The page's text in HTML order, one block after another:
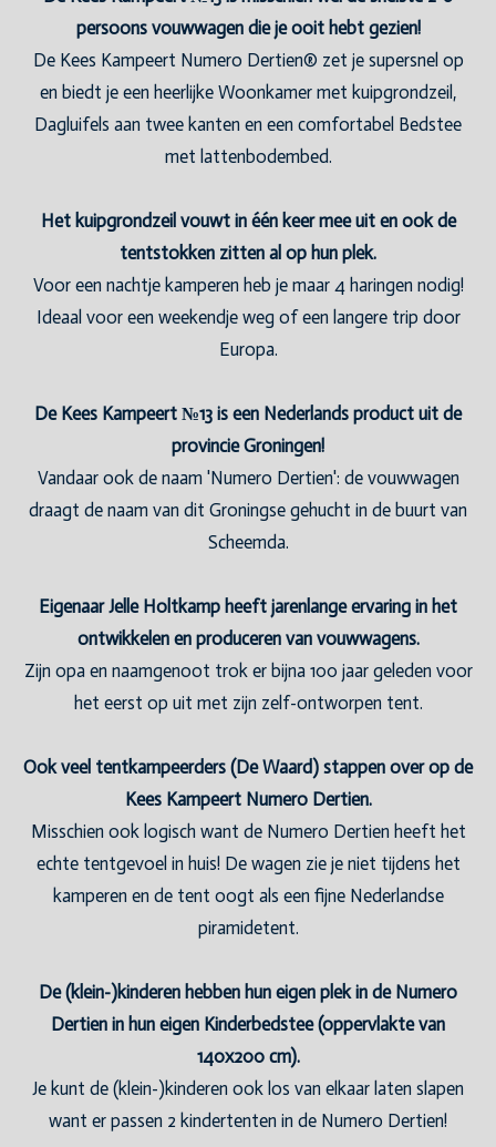
persoons vouwwagen die je ooit hebt gezien!
De Kees Kampeert Numero Dertien® zet je supersnel op
en biedt je een heerlijke Woonkamer met kuipgrondzeil,
Dagluifels aan twee kanten en een comfortabel Bedstee
met lattenbodembed.
Het kuipgrondzeil vouwt in één keer mee uit en ook de
tentstokken zitten al op hun plek.
Voor een nachtje kamperen heb je maar 4 haringen nodig!
Ideaal voor een weekendje weg of een langere trip door
Europa.
De Kees Kampeert №13 is een Nederlands product uit de
provincie Groningen!
Vandaar ook de naam 'Numero Dertien': de vouwwagen
draagt de naam van dit Groningse gehucht in de buurt van
Scheemda.
Eigenaar Jelle Holtkamp heeft jarenlange ervaring in het
ontwikkelen en produceren van vouwwagens.
Zijn opa en naamgenoot trok er bijna 100 jaar geleden voor
het eerst op uit met zijn zelf-ontworpen tent.
Ook veel tentkampeerders (De Waard) stappen over op de
Kees Kampeert Numero Dertien.
Misschien ook logisch want de Numero Dertien heeft het
echte tentgevoel in huis! De wagen zie je niet tijdens het
kamperen en de tent oogt als een fijne Nederlandse
piramidetent.
De (klein-)kinderen hebben hun eigen plek in de Numero
Dertien in hun eigen Kinderbedstee (oppervlakte van
140x200 cm).
Je kunt de (klein-)kinderen ook los van elkaar laten slapen
want er passen 2 kindertenten in de Numero Dertien!